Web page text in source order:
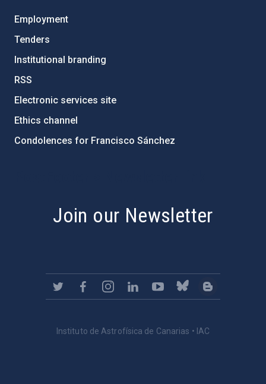
Employment
Tenders
Institutional branding
RSS
Electronic services site
Ethics channel
Condolences for Francisco Sánchez
Join our Newsletter
Instituto de Astrofísica de Canarias • IAC